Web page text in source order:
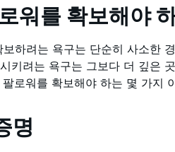
워를 확보해야
하려는 욕구는 단순히 사소한
키려는 욕구는 그보다 더 깊은
로워를 확보해야 하는 몇 가지
명